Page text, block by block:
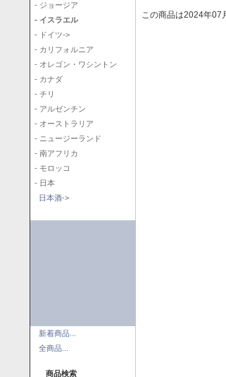
- ジョージア
- イスラエル
- ドイツ->
- カリフォルニア
- オレゴン・ワシントン
- カナダ
- チリ
- アルゼンチン
- オーストラリア
- ニュージーランド
- 南アフリカ
- モロッコ
- 日本
日本酒->
新着商品...
全商品...
商品検索
この商品は2024年07